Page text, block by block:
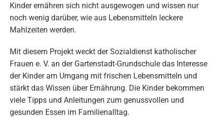
Kinder ernähren sich nicht ausgewogen und wissen nur
noch wenig darüber, wie aus Lebensmitteln leckere
Mahlzeiten werden.
Mit diesem Projekt weckt der Sozialdienst katholischer
Frauen e. V. an der Gartenstadt-Grundschule das Interesse
der Kinder am Umgang mit frischen Lebensmitteln und
stärkt das Wissen über Ernährung. Die Kinder bekommen
viele Tipps und Anleitungen zum genussvollen und
gesunden Essen im Familienalltag.